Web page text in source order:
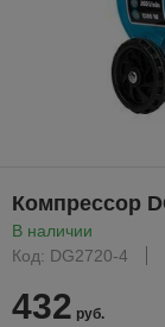
Компрессор
В наличии
Код: DG2720-4
432 руб.